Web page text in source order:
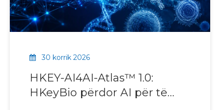
30 korrik 2026
HKEY-AI4AI-Atlas™ 1.0:
HKeyBio përdor AI për të